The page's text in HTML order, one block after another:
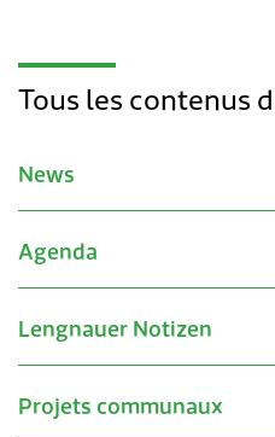
Tous les contenus
News
Agenda
Lengnauer Notizen
Projets communaux